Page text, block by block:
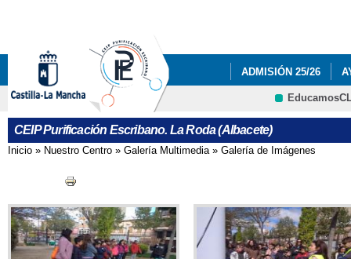
ADMISIÓN 25/26
GALERÍA DE
CEIP Purificación Escribano. La Roda (Albacete)
Se encuentra usted aquí
Inicio » Nuestro Centro » Galería Multimedia» Galería de Imágenes